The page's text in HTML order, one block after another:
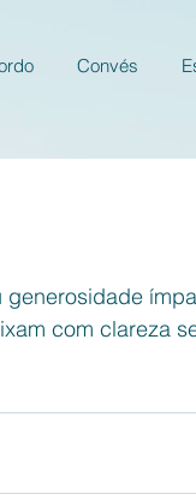
Convés
com clareza